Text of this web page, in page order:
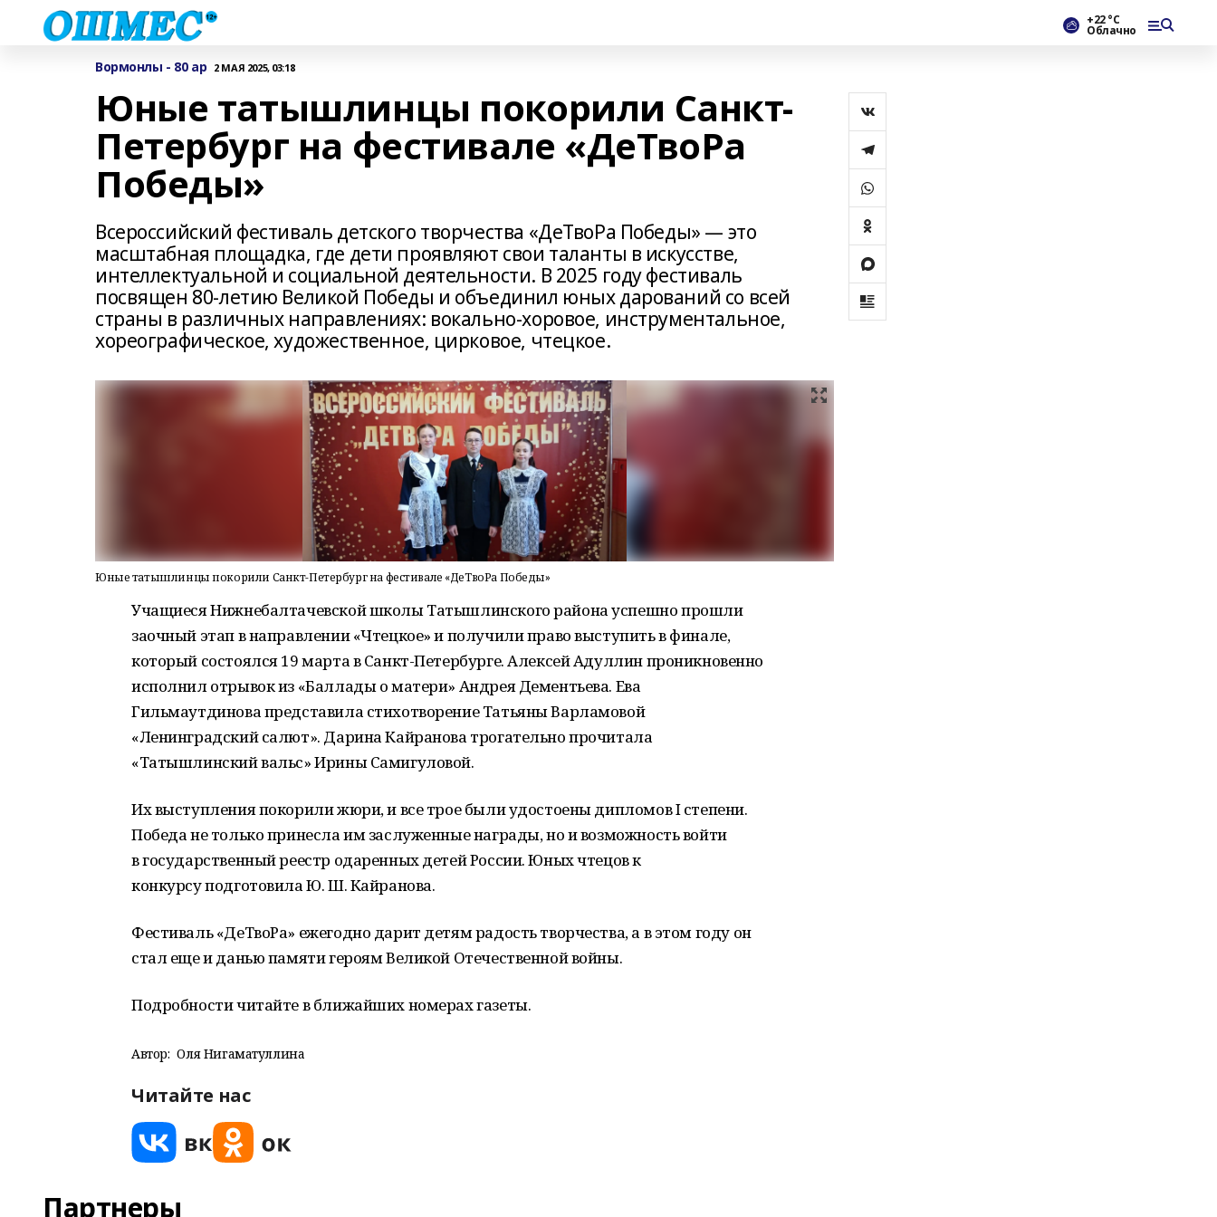
+22 °С
Облачно
Вормонлы - 80 ар 2 МАЯ 2025, 03:18
Юные татышлинцы покорили Санкт-
Петербург на фестивале «ДеТвоРа
Победы»
Всероссийский фестиваль детского творчества «ДеТвоРа Победы» — это
масштабная площадка, где дети проявляют свои таланты в искусстве,
интеллектуальной и социальной деятельности. В 2025 году фестиваль
посвящен 80-летию Великой Победы и объединил юных дарований со всей
страны в различных направлениях: вокально-хоровое, инструментальное,
хореографическое, художественное, цирковое, чтецкое.
Юные татышлинцы покорили Санкт-Петербург на фестивале «ДеТвоРа Победы»
Учащиеся Нижнебалтачевской школы Татышлинского района успешно прошли
заочный этап в направлении «Чтецкое» и получили право выступить в финале,
который состоялся 19 марта в Санкт-Петербурге. Алексей Адуллин проникновенно
исполнил отрывок из «Баллады о матери» Андрея Дементьева. Ева
Гильмаутдинова представила стихотворение Татьяны Варламовой
«Ленинградский салют». Дарина Кайранова трогательно прочитала
«Татышлинский вальс» Ирины Самигуловой.
Их выступления покорили жюри, и все трое были удостоены дипломов I степени.
Победа не только принесла им заслуженные награды, но и возможность войти
в государственный реестр одаренных детей России. Юных чтецов к
конкурсу подготовила Ю. Ш. Кайранова.
Фестиваль «ДеТвоРа» ежегодно дарит детям радость творчества, а в этом году он
стал еще и данью памяти героям Великой Отечественной войны.
Подробности читайте в ближайших номерах газеты.
Автор: Оля Нигаматуллина
Читайте нас
Партнеры